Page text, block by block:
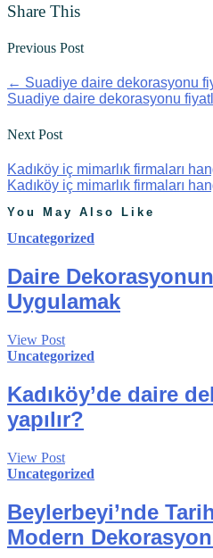
Share This
Previous Post
← Suadiye daire dekorasyonu
Suadiye daire dekorasyonu
Next Post
Kadıköy iç mimarlık firmaları
Kadıköy iç mimarlık firmaları
You May Also Like
Uncategorized
Daire
Uygulamak
View Post
Uncategorized
Kadıköy’de daire
yapılır?
View Post
Uncategorized
Beylerbeyi’nde
Modern